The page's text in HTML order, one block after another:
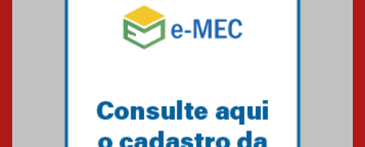
Mackenzie recepciona os
calouros do segundo semestre
Como o Colégio Mackenzie